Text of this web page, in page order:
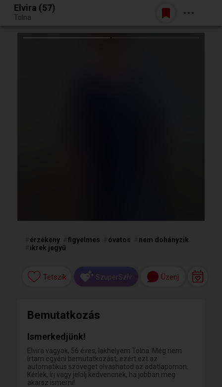
Egy jó randiból bármi lehet.
Belépés
Elvira (57)
Tolna
érzékeny figyelmes óvatos
nem dohányzik
ikrek jegyű
Tetszik SzuperSzív Üzenj
Bemutatkozás
Ismerkedjünk!
Elvira vagyok, 56 éves, lakhelyem Tolna. Még nem
írtam egyéni bemutatkozást, ezért ezt az
automatikus szöveget olvashatod az adatlapomon.
Kérlek, írj vagy jelölj kedvencnek, ha jobban meg
akarsz ismerni!